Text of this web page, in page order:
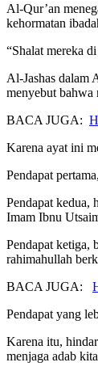
Al-Qur’an
kehormatan
“Shalat mereka
Al-Jashas dalam
menyebut bahwa
BACA JUGA:
Karena ayat ini
Pendapat
Pendapat kedua,
Imam Ibnu
Pendapat ketiga,
rahimahullah
BACA JUGA:
Pendapat yang
Karena itu,
menjaga adab